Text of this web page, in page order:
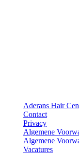
Aderans Hair
Contact
Privacy
Algemene
Algemene
Vacatures